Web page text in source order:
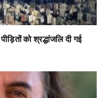
को श्रद्धांजलि दी गई